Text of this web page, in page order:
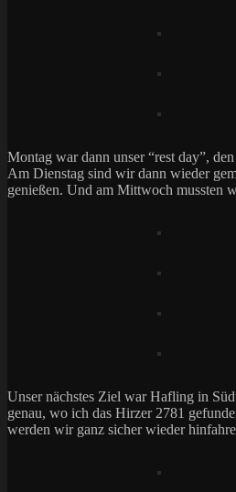
Montag war dann unser “rest day”,
Am Dienstag sind wir dann wieder
genießen. Und am Mittwoch mussten
Unser nächstes Ziel war Hafling in
genau, wo ich das Hirzer 2781
werden wir ganz sicher wieder